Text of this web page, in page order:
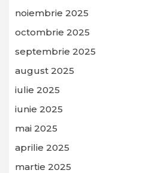
noiembrie 2025
octombrie 2025
septembrie 2025
august 2025
iulie 2025
iunie 2025
mai 2025
aprilie 2025
martie 2025